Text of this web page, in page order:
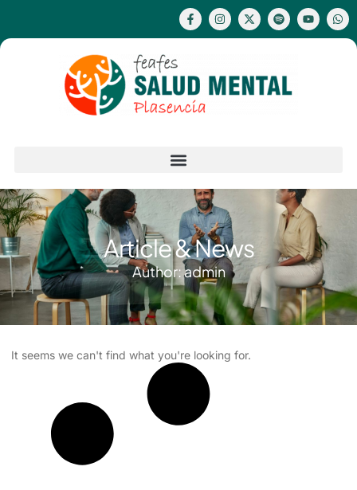
Article & News
Author:admin
It seems we can't find what you're looking for.